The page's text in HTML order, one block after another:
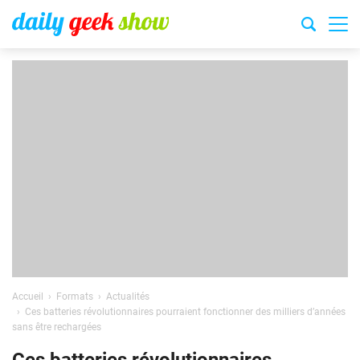
Accueil Formats
Actualités
Ces batteries révolutionnaires pourraient fonctionner des milliers d’années
sans être rechargées